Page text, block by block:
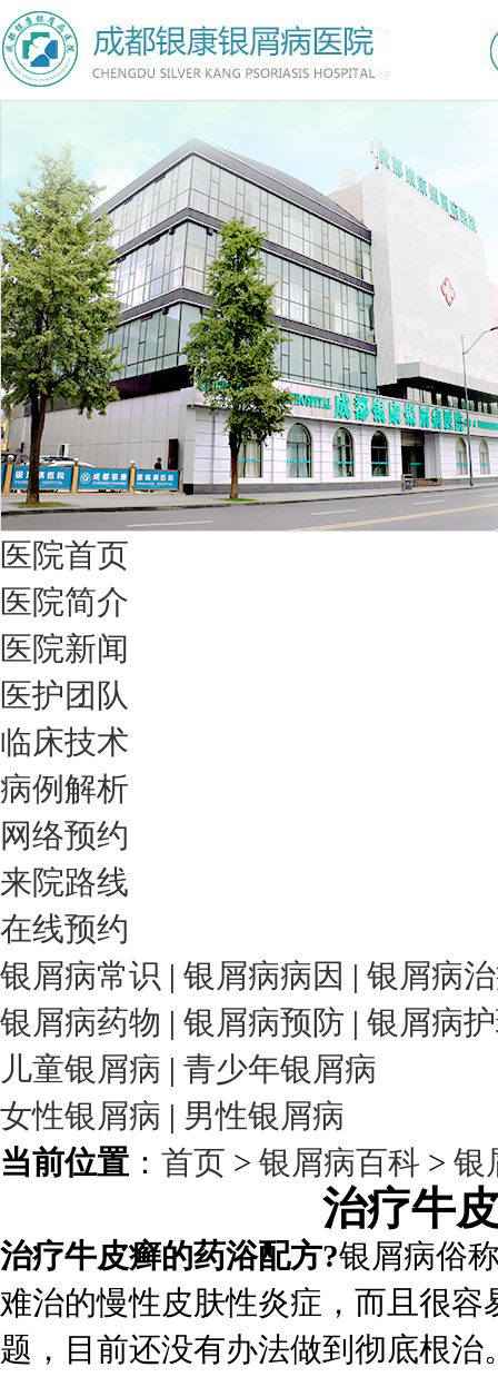
医院首页
医院简介
医院新闻
医护团队
临床技术
病例解析
网络预约
来院路线
在线预约
银屑病常识 | 银屑病病因 | 银屑病
银屑病药物 | 银屑病预防 | 银屑病
儿童银屑病 | 青少年银屑病
女性银屑病 | 男性银屑病
当前位置 ： 首页 > 银屑病百科 > 银
治疗牛
治疗牛皮癣的药浴配方?银屑病俗
难治的慢性皮肤性炎症，而且很
题，目前还没有办法做到彻底根治